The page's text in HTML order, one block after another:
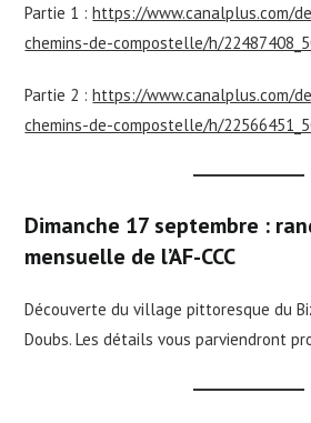
Partie 1 :https://www.canalplus.com/
chemins-de-compostelle/h/
Partie 2 :https://www.canalplus.com/
chemins-de-compostelle/h/
Dimanche 17 septembre :
mensuelle de l’AF-CCC
Découverte du village pittoresque du
Doubs. Les détails vous parviendront